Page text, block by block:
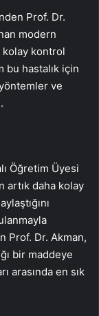
Prof. Dr.
modern
kontrol
bu hastalık için
yöntemler ve
Öğretim Üyesi
artık daha kolay
Prof. Dr. Akman,
bir maddeye
arasında en sık